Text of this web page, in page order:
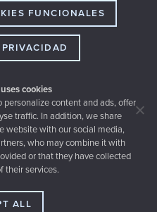
Elche (SPAIN)
FUNCIONALES
cookies
content and ads, offer
traffic. In addition, we share
website with our social media,
who may combine it with
or that they have collected
their services.
ALL